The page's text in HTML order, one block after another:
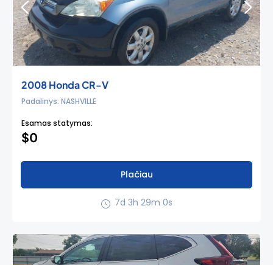
2008 Honda CR-V
Padalinys: NASHVILLE
Esamas statymas:
$0
Plačiau
7d 3h 28m 59s